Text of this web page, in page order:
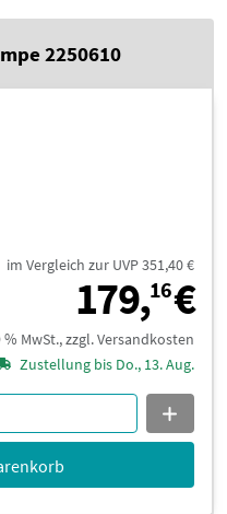
2250610
im Vergleich zur UVP 351,40 €
179,16€
% MwSt., zzgl. Versandkosten
Zustellung bis Do., 13. Aug.